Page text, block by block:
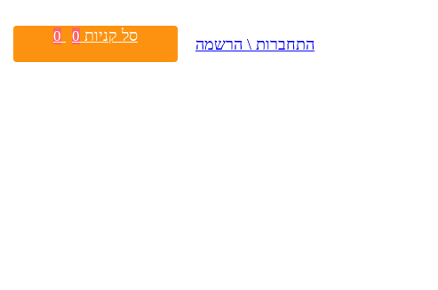
התחברות \ הרשמה סל קניות 0
0